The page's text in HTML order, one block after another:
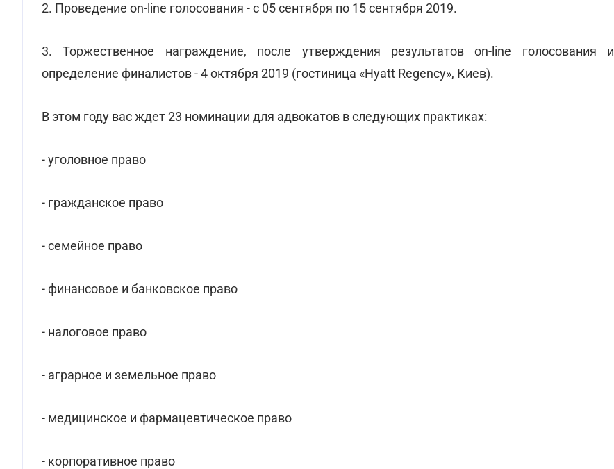
2. Проведение on-line голосования - с 05 сентября по 15 сентября 2019.
3. Торжественное награждение, после утверждения результатов on-line голосования и
определение финалистов - 4 октября 2019 (гостиница «Hyatt Regency», Киев).
В этом году вас ждет 23 номинации для адвокатов в следующих практиках:
- уголовное право
- гражданское право
- семейное право
- финансовое и банковское право
- налоговое право
- аграрное и земельное право
- медицинское и фармацевтическое право
- корпоративное право